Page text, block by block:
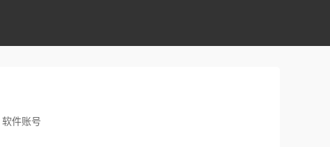
软件账号